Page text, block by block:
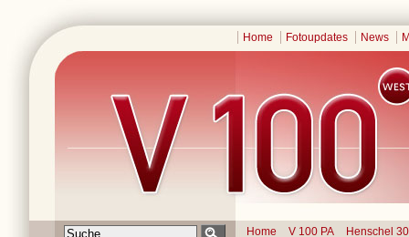
Home Fotoupdates News
Home V 100 PA Henschel